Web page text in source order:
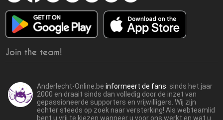
Join the team!
Anderlecht-Online.beinformeert de fans sinds het jaar
2000 en draait sinds dan volledig door de inzet van
gepassioneerde supporters en vrijwilligers. Wij zijn
echter steeds op zoek naar versterking! Als webteamlid
bent u vrij te kiezen wanneer u voor ons werkt en wat u